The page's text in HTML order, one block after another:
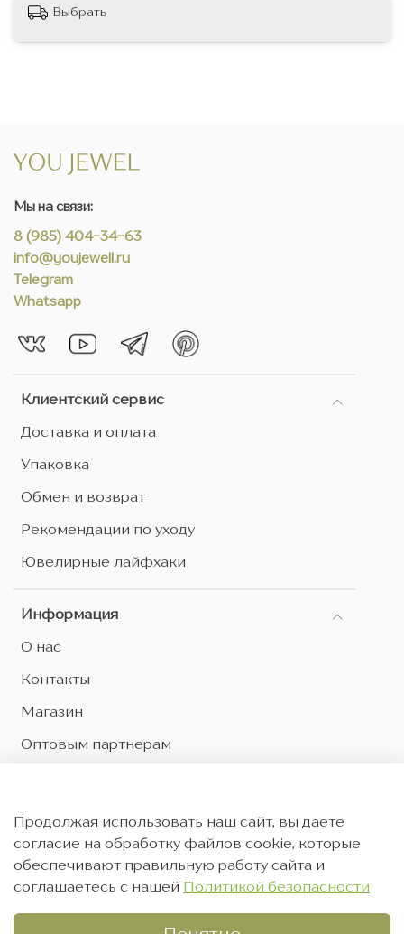
Выбрать
Мы на связи:
8 (985) 404-34-63
info@youjewell.ru
Telegram
Whatsapp
Клиентский сервис
Доставка и оплата
Упаковка
Обмен и возврат
Рекомендации по уходу
Ювелирные лайфхаки
Информация
О нас
Контакты
Магазин
Оптовым партнерам
Согласие на рекламную рассылку
Продолжая использовать наш сайт, вы даете
согласие на обработку файлов cookie, которые
обеспечивают правильную работу сайта и
соглашаетесь с нашей
Политикой безопасности